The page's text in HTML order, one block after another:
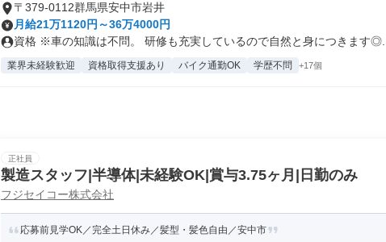
〒379-0112群馬県安中市岩井
月給21万1120円～36万4000円
資格 ※車の知識は不問。 研修も充実しているので自然と身につきます◎...
業界未経験歓迎 資格取得支援あり バイク通勤OK 学歴不問 +17個
正社員
製造スタッフ|半導体|未経験OK|賞与3.75ヶ月|日勤のみ
フジセイコー株式会社
応募前見学OK／完全土日休み／髪型・髪色自由／安中市